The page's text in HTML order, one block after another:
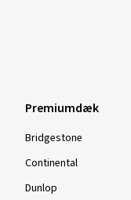
Premiumdæk
Bridgestone
Continental
Dunlop